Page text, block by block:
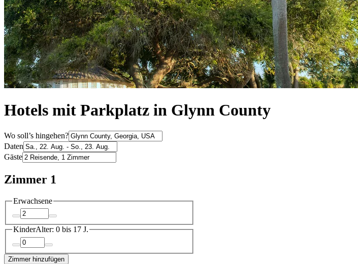
Hotels mit Parkplatz in Glynn County
Wo soll’s hingehen?
Daten
Gäste
Zimmer 1
Erwachsene
KinderAlter: 0 bis 17 J.
Zimmer hinzufügen